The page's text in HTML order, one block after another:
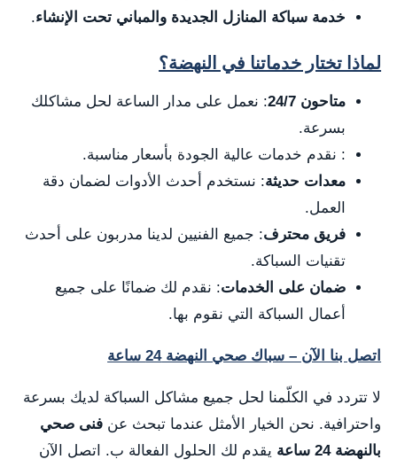
خدمة سباكة المنازل الجديدة والمباني تحت الإنشاء.
لماذا تختار خدماتنا في النهضة؟
متاحون 24/7
: نعمل على مدار الساعة لحل مشاكلك
بسرعة.
: نقدم خدمات عالية الجودة بأسعار مناسبة.
معدات حديثة: نستخدم أحدث الأدوات لضمان دقة
العمل.
فريق محترف: جميع الفنيين لدينا مدربون على أحدث
تقنيات السباكة.
ضمان على الخدمات: نقدم لك ضمانًا على جميع
أعمال السباكة التي نقوم بها.
اتصل بنا الآن – سباك صحي النهضة 24 ساعة
لا تتردد في الكلّمنا لحل جميع مشاكل السباكة لديك بسرعة
واحترافية. نحن الخيار الأمثل عندما تبحث عن فنى صحي
بالنهضة 24 ساعة
يقدم لك الحلول الفعالة ب. اتصل الآن